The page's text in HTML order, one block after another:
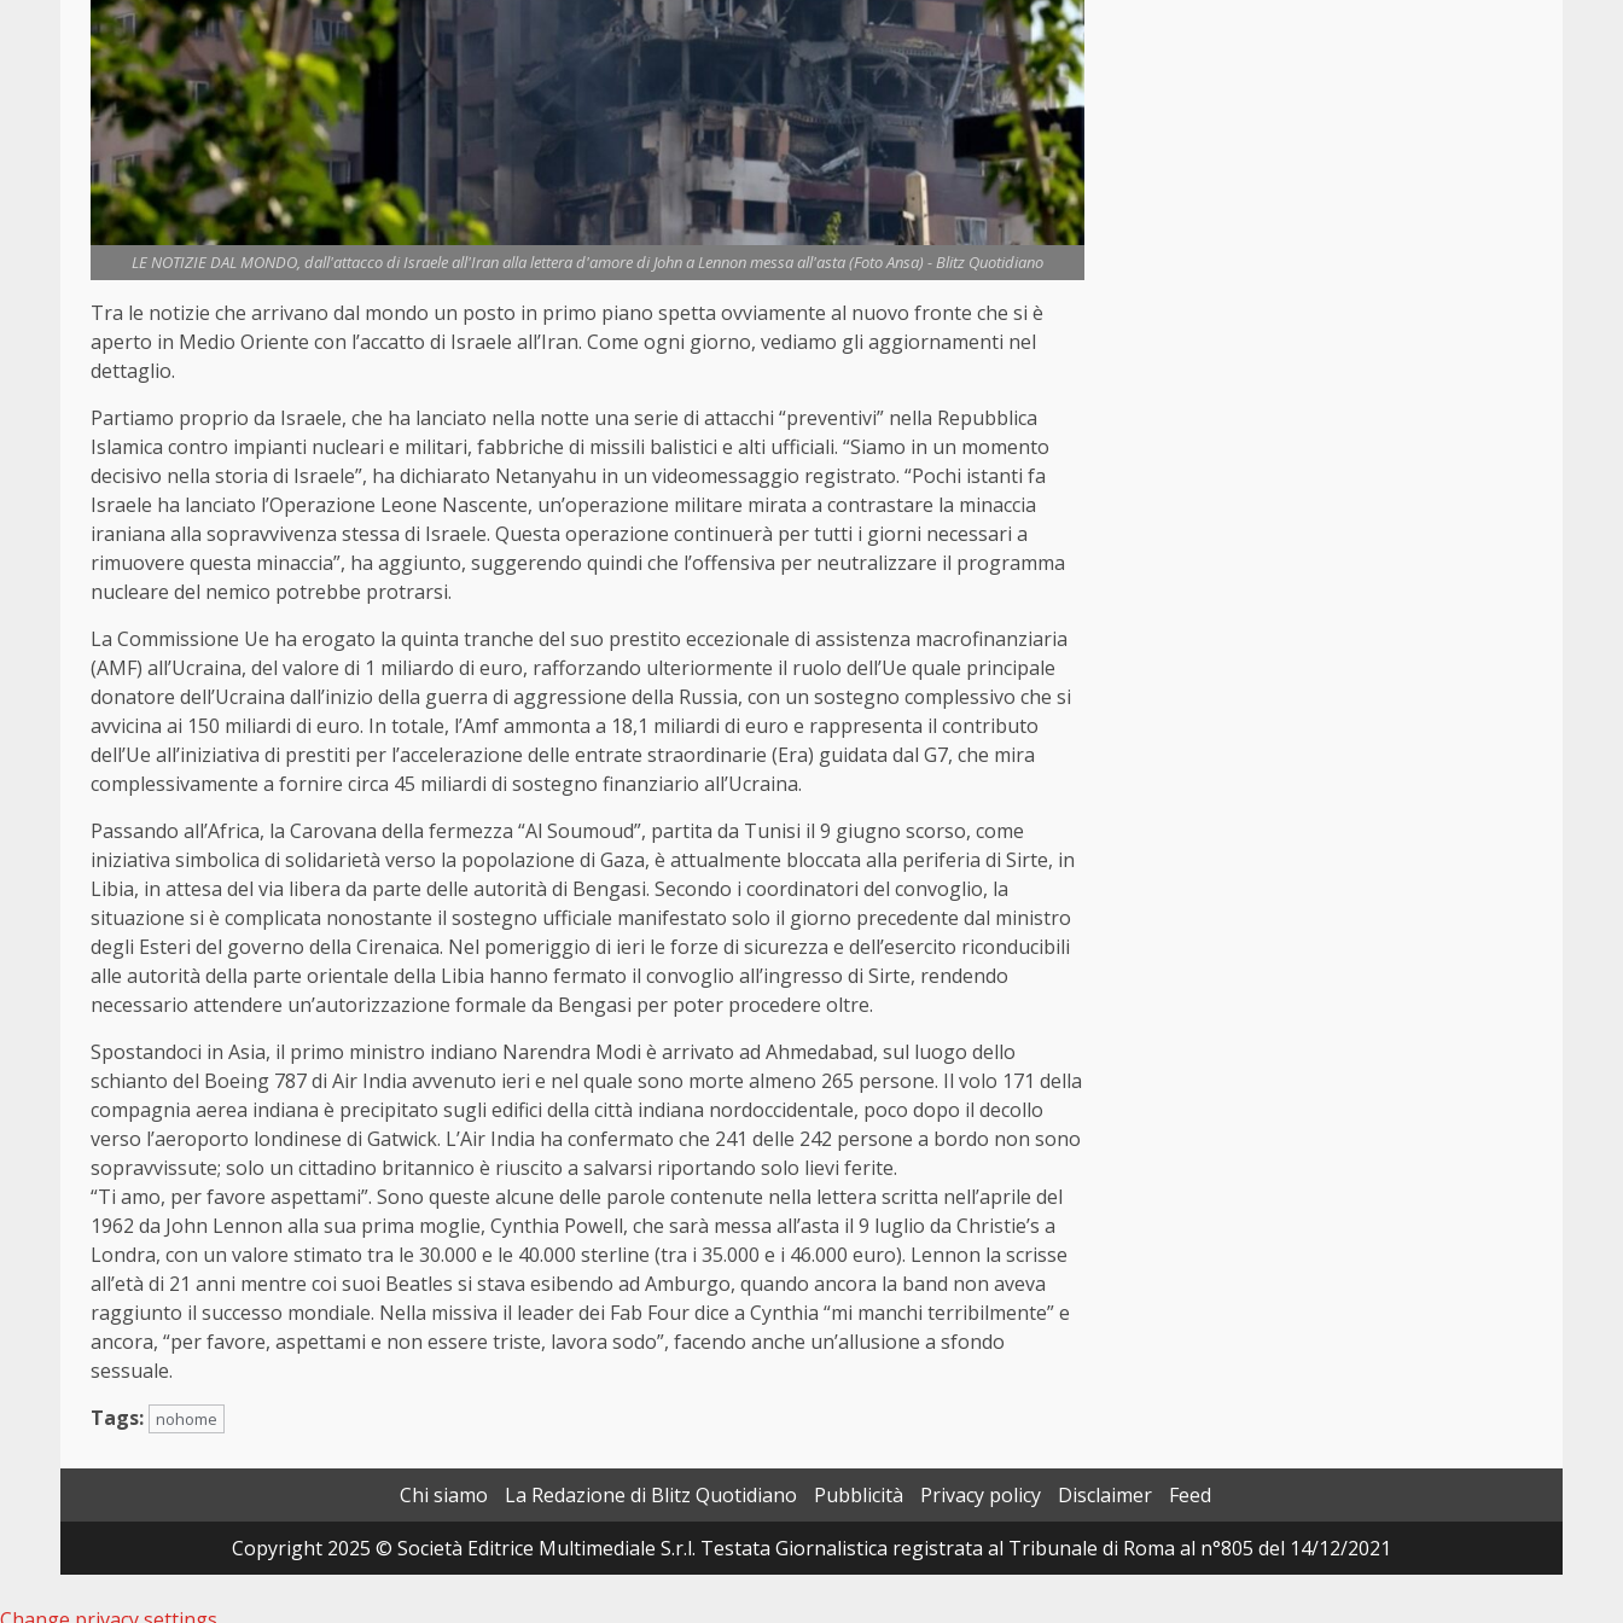
LE NOTIZIE DAL MONDO, dall'attacco di Israele all'Iran alla lettera d'amore di John a Lennon messa all'asta (Foto Ansa) - Blitz Quotidiano
Tra le notizie che arrivano dal mondo un posto in primo piano spetta ovviamente al nuovo fronte che si è
aperto in Medio Oriente con l’accatto di Israele all’Iran. Come ogni giorno, vediamo gli aggiornamenti nel
dettaglio.
Partiamo proprio da Israele, che ha lanciato nella notte una serie di attacchi “preventivi” nella Repubblica
Islamica contro impianti nucleari e militari, fabbriche di missili balistici e alti ufficiali. “Siamo in un momento
decisivo nella storia di Israele”, ha dichiarato Netanyahu in un videomessaggio registrato. “Pochi istanti fa
Israele ha lanciato l’Operazione Leone Nascente, un’operazione militare mirata a contrastare la minaccia
iraniana alla sopravvivenza stessa di Israele. Questa operazione continuerà per tutti i giorni necessari a
rimuovere questa minaccia”, ha aggiunto, suggerendo quindi che l’offensiva per neutralizzare il programma
nucleare del nemico potrebbe protrarsi.
La Commissione Ue ha erogato la quinta tranche del suo prestito eccezionale di assistenza macrofinanziaria
(AMF) all’Ucraina, del valore di 1 miliardo di euro, rafforzando ulteriormente il ruolo dell’Ue quale principale
donatore dell’Ucraina dall’inizio della guerra di aggressione della Russia, con un sostegno complessivo che si
avvicina ai 150 miliardi di euro. In totale, l’Amf ammonta a 18,1 miliardi di euro e rappresenta il contributo
dell’Ue all’iniziativa di prestiti per l’accelerazione delle entrate straordinarie (Era) guidata dal G7, che mira
complessivamente a fornire circa 45 miliardi di sostegno finanziario all’Ucraina.
Passando all’Africa, la Carovana della fermezza “Al Soumoud”, partita da Tunisi il 9 giugno scorso, come
iniziativa simbolica di solidarietà verso la popolazione di Gaza, è attualmente bloccata alla periferia di Sirte, in
Libia, in attesa del via libera da parte delle autorità di Bengasi. Secondo i coordinatori del convoglio, la
situazione si è complicata nonostante il sostegno ufficiale manifestato solo il giorno precedente dal ministro
degli Esteri del governo della Cirenaica. Nel pomeriggio di ieri le forze di sicurezza e dell’esercito riconducibili
alle autorità della parte orientale della Libia hanno fermato il convoglio all’ingresso di Sirte, rendendo
necessario attendere un’autorizzazione formale da Bengasi per poter procedere oltre.
Spostandoci in Asia, il primo ministro indiano Narendra Modi è arrivato ad Ahmedabad, sul luogo dello
schianto del Boeing 787 di Air India avvenuto ieri e nel quale sono morte almeno 265 persone. Il volo 171 della
compagnia aerea indiana è precipitato sugli edifici della città indiana nordoccidentale, poco dopo il decollo
verso l’aeroporto londinese di Gatwick. L’Air India ha confermato che 241 delle 242 persone a bordo non sono
sopravvissute; solo un cittadino britannico è riuscito a salvarsi riportando solo lievi ferite.
“Ti amo, per favore aspettami”. Sono queste alcune delle parole contenute nella lettera scritta nell’aprile del
1962 da John Lennon alla sua prima moglie, Cynthia Powell, che sarà messa all’asta il 9 luglio da Christie’s a
Londra, con un valore stimato tra le 30.000 e le 40.000 sterline (tra i 35.000 e i 46.000 euro). Lennon la scrisse
all’età di 21 anni mentre coi suoi Beatles si stava esibendo ad Amburgo, quando ancora la band non aveva
raggiunto il successo mondiale. Nella missiva il leader dei Fab Four dice a Cynthia “mi manchi terribilmente” e
ancora, “per favore, aspettami e non essere triste, lavora sodo”, facendo anche un’allusione a sfondo
sessuale.
Tags:
nohome
Chi siamo La Redazione di Blitz Quotidiano Pubblicità Privacy policy Disclaimer
Feed
Copyright 2025 © Società Editrice Multimediale S.r.l. Testata Giornalistica registrata al Tribunale di Roma al n°805 del 14/12/2021